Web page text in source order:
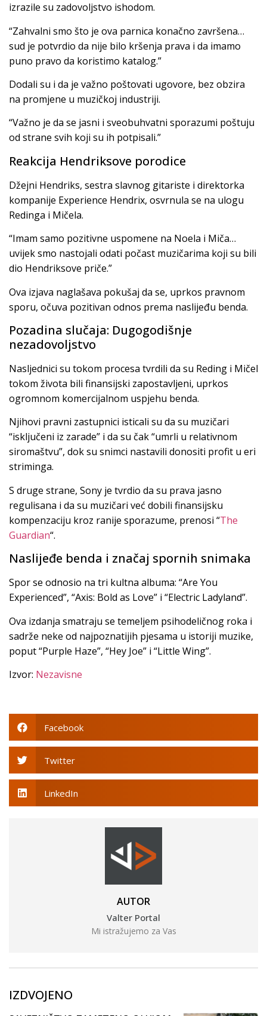
izrazile su zadovoljstvo ishodom.
“Zahvalni smo što je ova parnica konačno završena…
sud je potvrdio da nije bilo kršenja prava i da imamo
puno pravo da koristimo katalog.”
Dodali su i da je važno poštovati ugovore, bez obzira
na promjene u muzičkoj industriji.
“Važno je da se jasni i sveobuhvatni sporazumi poštuju
od strane svih koji su ih potpisali.”
Reakcija Hendriksove porodice
Džejni Hendriks, sestra slavnog gitariste i direktorka
kompanije Experience Hendrix, osvrnula se na ulogu
Redinga i Mičela.
“Imam samo pozitivne uspomene na Noela i Miča…
uvijek smo nastojali odati počast muzičarima koji su bili
dio Hendriksove priče.”
Ova izjava naglašava pokušaj da se, uprkos pravnom
sporu, očuva pozitivan odnos prema naslijeđu benda.
Pozadina slučaja: Dugogodišnje
nezadovoljstvo
Nasljednici su tokom procesa tvrdili da su Reding i Mičel
tokom života bili finansijski zapostavljeni, uprkos
ogromnom komercijalnom uspjehu benda.
Njihovi pravni zastupnici isticali su da su muzičari
“isključeni iz zarade” i da su čak “umrli u relativnom
siromaštvu”, dok su snimci nastavili donositi profit u eri
striminga.
S druge strane, Sony je tvrdio da su prava jasno
regulisana i da su muzičari već dobili finansijsku
kompenzaciju kroz ranije sporazume, prenosi “The
Guardian“.
Naslijeđe benda i značaj spornih snimaka
Spor se odnosio na tri kultna albuma: “Are You
Experienced”, “Axis: Bold as Love” i “Electric Ladyland”.
Ova izdanja smatraju se temeljem psihodeličnog roka i
sadrže neke od najpoznatijih pjesama u istoriji muzike,
poput “Purple Haze”, “Hey Joe” i “Little Wing”.
Izvor: Nezavisne
Facebook
Twitter
LinkedIn
AUTOR
Valter Portal
Mi istražujemo za Vas
IZDVOJENO